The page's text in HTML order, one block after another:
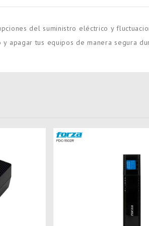
del suministro eléctrico y
apagar tus equipos de manera segura